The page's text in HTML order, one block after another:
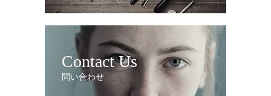
Contact Us
問い合わせ